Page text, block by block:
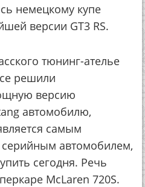
немецкому купе
версии GT3 RS.
тюнинг-ателье
решили
версию
автомобилю,
самым
автомобилем,
сегодня. Речь
McLaren 720S.